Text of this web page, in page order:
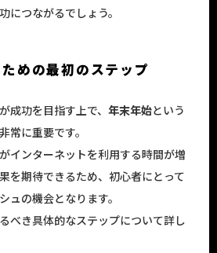
につながるでしょう。
めの最初のステップ
成功を目指す上で、 年末年始という
常に重要です。
インターネットを利用する時間が増
を期待できるため、初心者にとって
ュの機会となります。
べき具体的なステップについて詳し